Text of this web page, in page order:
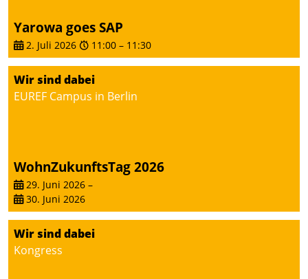
Yarowa goes SAP
2. Juli 2026 11:00 – 11:30
Wir sind dabei
EUREF Campus in Berlin
WohnZukunftsTag 2026
29. Juni 2026 –
30. Juni 2026
Wir sind dabei
Kongress